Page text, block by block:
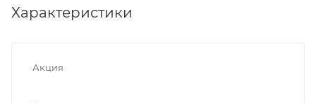
Характеристики
Акция